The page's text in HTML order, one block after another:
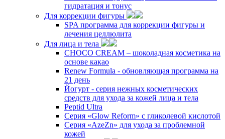
гидратация и тонус
Для коррекции фигуры
SPA программа для коррекции фигуры и
лечения целлюлита
Для лица и тела
CHOCO CREAM – шоколадная косметика на
основе какао
Renew Formula - обновляющая программа на
21 день
Йогурт - серия нежных косметических
средств для ухода за кожей лица и тела
Peptid Ultra
Cерия «Glow Reform» с гликолевой кислотой
Серия «AzeZn» для ухода за проблемной
кожей